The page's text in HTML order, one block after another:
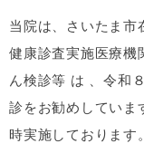
当院は、さいたま市
健康診査実施医療機
ん検診等 は 、令和
診をお勧めしていま
時実施しております